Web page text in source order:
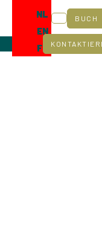
NL
EN
FR
BUCH